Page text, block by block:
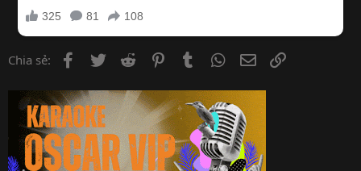
Chia sẻ: Facebook
Twitter Reddit PinterestTumblr WhatsApp
Email